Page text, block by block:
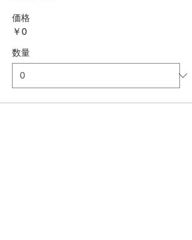
価格
￥0
数量